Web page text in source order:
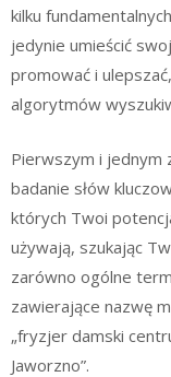
kilku
jedynie umieścić
promować i
algorytmów
Pierwszym i jednym
badanie słów
których Twoi
używają, szukając
zarówno ogólne
zawierające nazwę
„fryzjer damski
Jaworzno”.